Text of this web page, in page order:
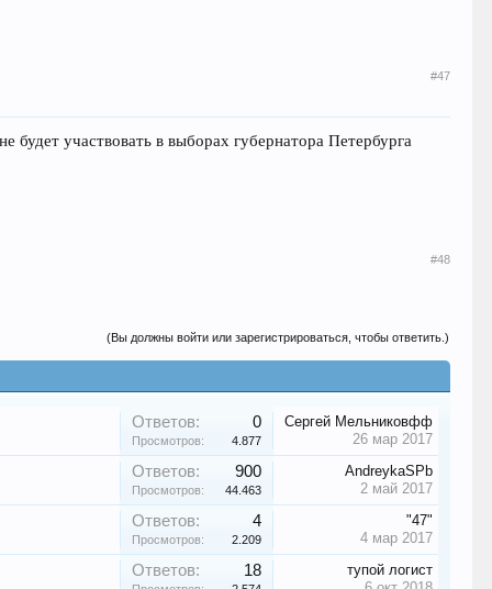
#47
будет участвовать в выборах губернатора Петербурга
#48
(Вы должны войти или зарегистрироваться, чтобы ответить.)
Ответов: 0
Просмотров: 4.877
Сергей Мельниковфф
26 мар 2017
Ответов: 900
Просмотров: 44.463
AndreykaSPb
2 май 2017
Ответов: 4
Просмотров: 2.209
"47"
4 мар 2017
Ответов: 18
тупой логист